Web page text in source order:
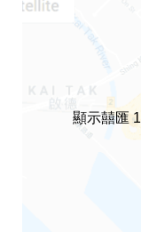
顯示囍匯